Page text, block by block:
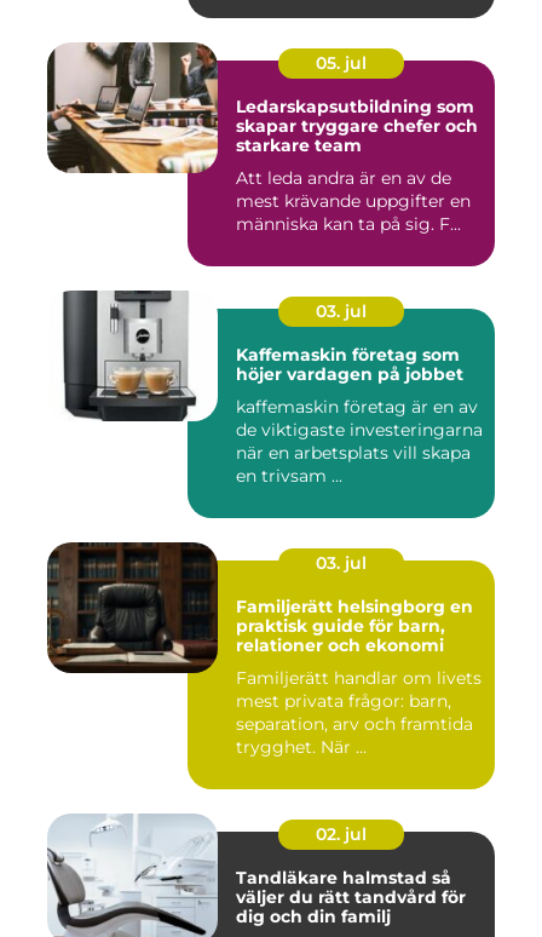
05. jul
Ledarskapsutbildning som
skapar tryggare chefer och
starkare team
Att leda andra är en av de
mest krävande uppgifter en
människa kan ta på sig. F...
03. jul
Kaffemaskin företag som
höjer vardagen på jobbet
kaffemaskin företag är en av
de viktigaste investeringarna
när en arbetsplats vill skapa
en trivsam ...
03. jul
Familjerätt helsingborg en
praktisk guide för barn,
relationer och ekonomi
Familjerätt handlar om livets
mest privata frågor: barn,
separation, arv och framtida
trygghet. När ...
02. jul
Tandläkare halmstad så
väljer du rätt tandvård för
dig och din familj